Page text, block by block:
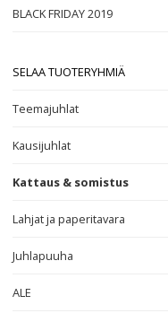
BLACK FRIDAY 2019
SELAA TUOTERYHMIÄ
Teemajuhlat
Kausijuhlat
Kattaus & somistus
Lahjat ja paperitavara
Juhlapuuha
ALE